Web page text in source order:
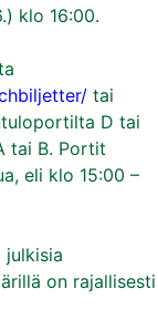
klo 16:00.
tai
D tai
tai B. Portit
eli klo 15:00 –
julkisia
on rajallisesti